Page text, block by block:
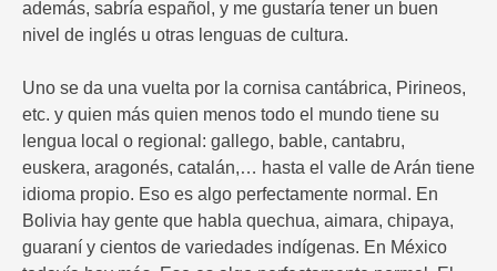
además, sabría español, y me gustaría tener un buen
nivel de inglés u otras lenguas de cultura.
Uno se da una vuelta por la cornisa cantábrica, Pirineos,
etc. y quien más quien menos todo el mundo tiene su
lengua local o regional: gallego, bable, cantabru,
euskera, aragonés, catalán,… hasta el valle de Arán tiene
idioma propio. Eso es algo perfectamente normal. En
Bolivia hay gente que habla quechua, aimara, chipaya,
guaraní y cientos de variedades indígenas. En México